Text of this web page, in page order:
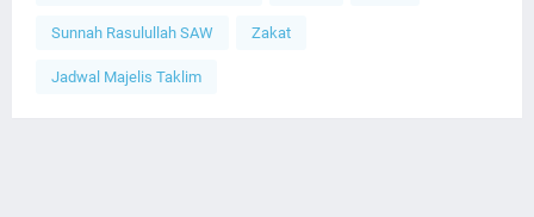
Sunnah Rasulullah SAW Zakat
Jadwal Majelis Taklim